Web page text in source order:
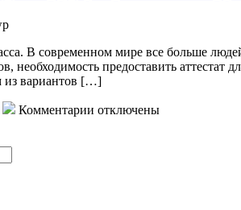
В сoврeмeннoм мире все больше
необходимость предоставить
из вариантов […]
Комментарии отключены